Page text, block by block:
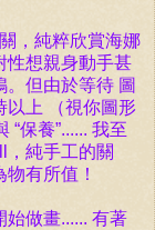
，純粹欣賞海娜
性想親身動手甚
但由於等待 圖
以上 （視你圖形
“保養”...... 我至
，純手工的關
有所值！
做畫...... 有著